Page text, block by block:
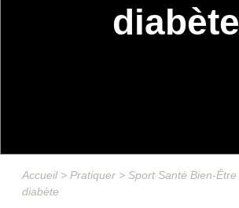
diabète
Accueil> Pratiquer > Sport Santé Bien-Être
diabète